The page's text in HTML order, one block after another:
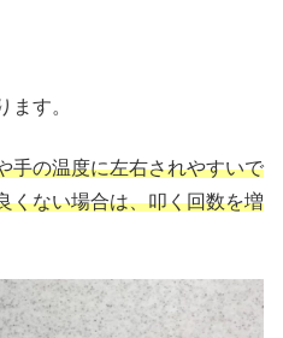
ます。
手の温度に左右されやすいで
くない場合は、叩く回数を増